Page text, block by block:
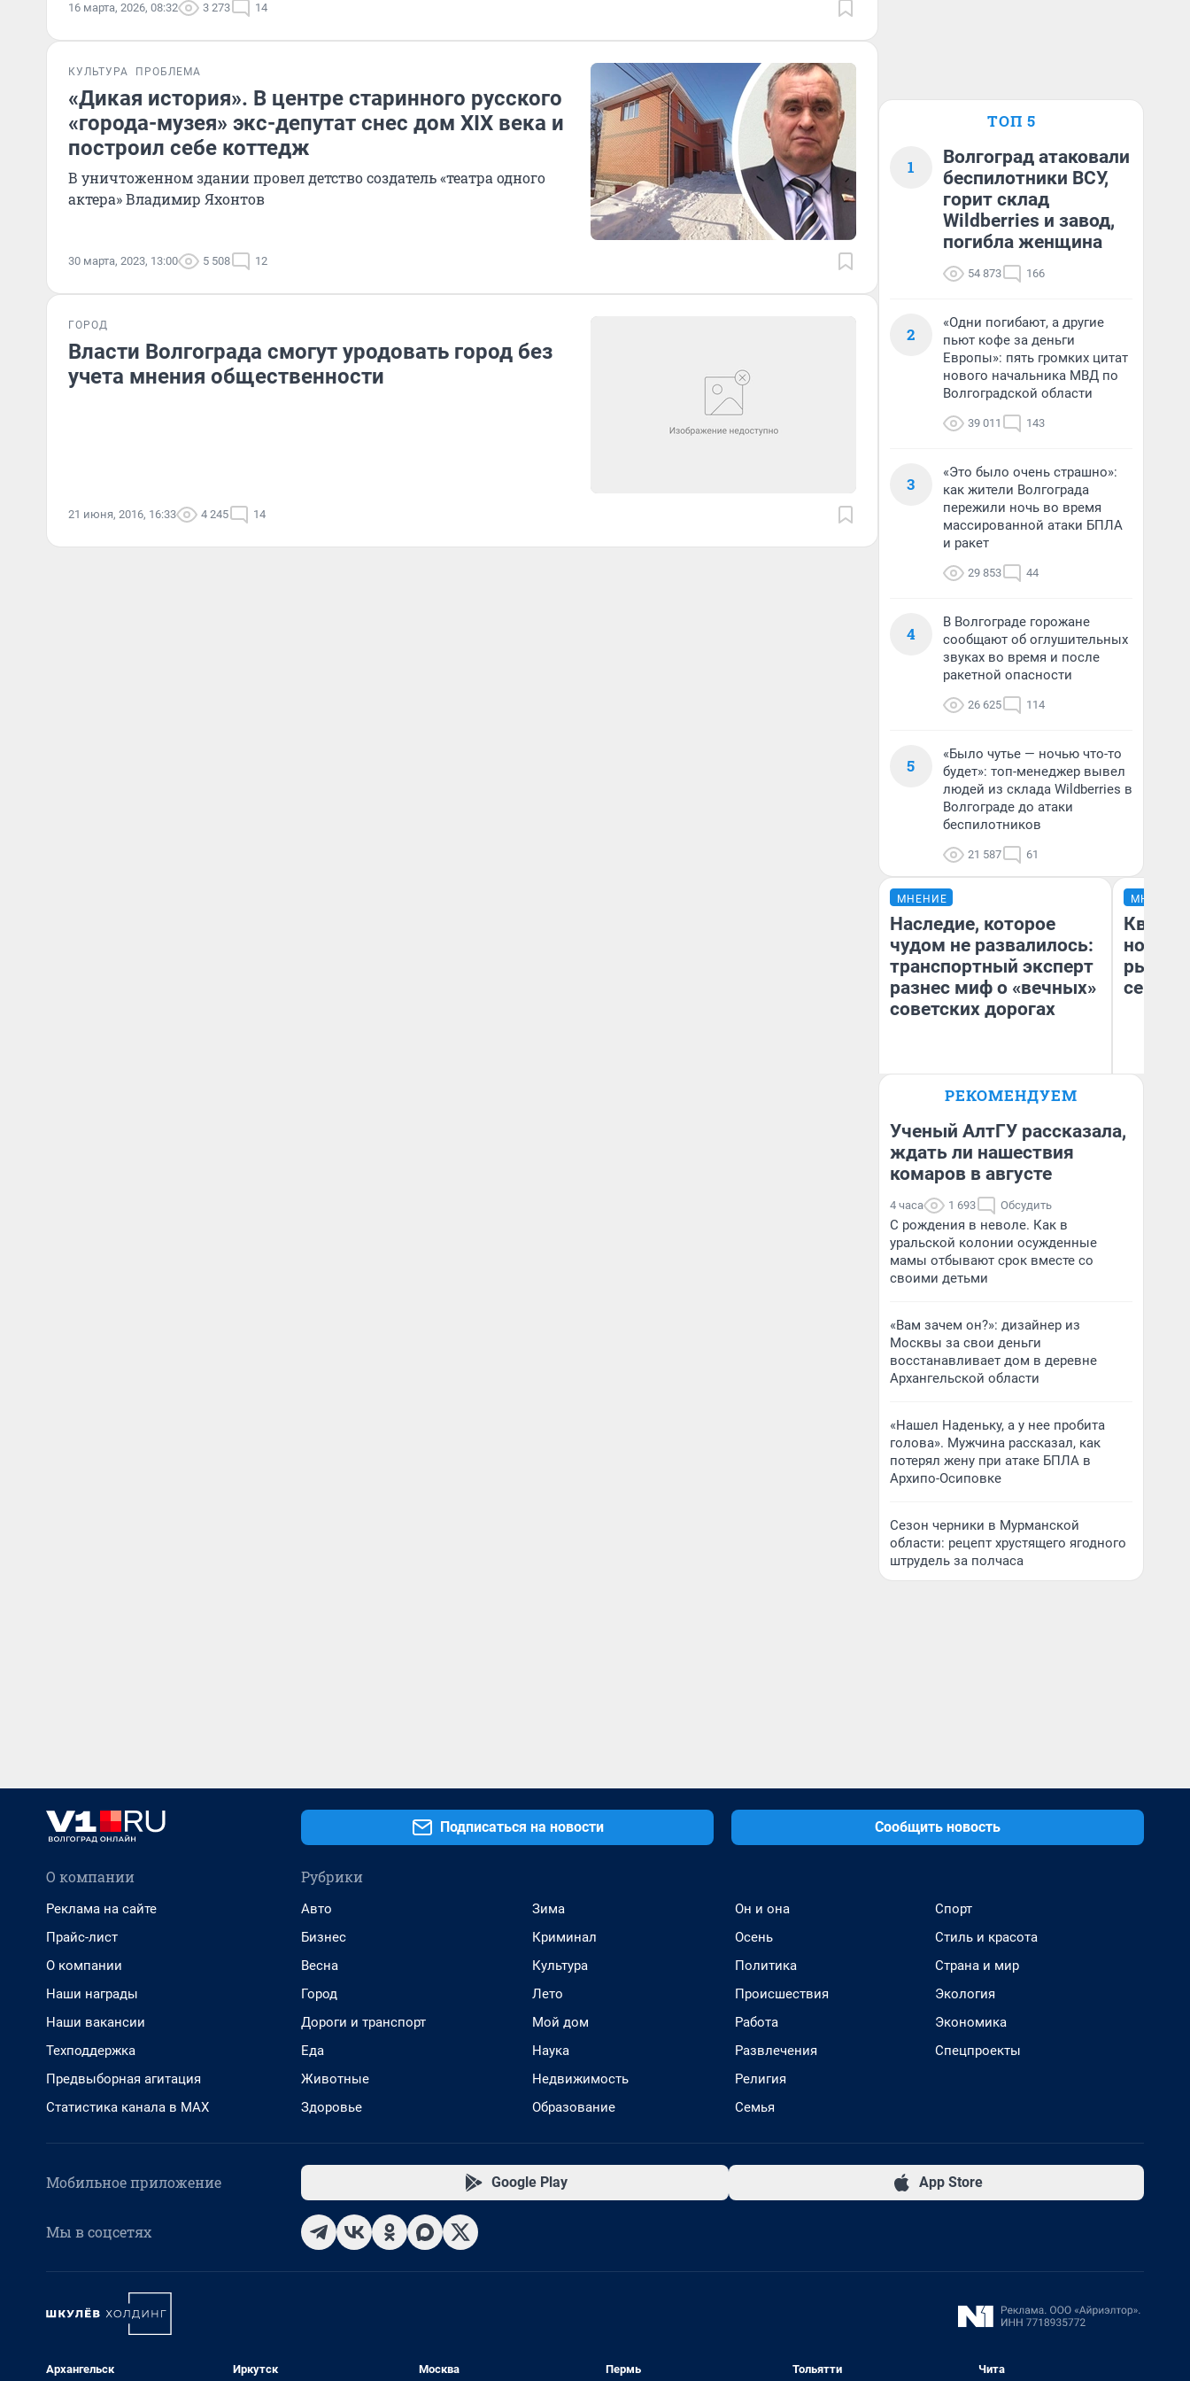
16 марта, 2026, 08:32 3 273 14
КУЛЬТУРА ПРОБЛЕМА
«Дикая история». В центре старинного русского
«города-музея» экс-депутат снес дом XIX века и
построил себе коттедж
В уничтоженном здании провел детство создатель «театра одного
актера» Владимир Яхонтов
30 марта, 2023, 13:00 5 508 12
ГОРОД
Власти Волгограда смогут уродовать город без
учета мнения общественности
21 июня, 2016, 16:33 4 245 14
ТОП 5
1
Волгоград атаковали
беспилотники ВСУ,
горит склад
Wildberries и завод,
погибла женщина
54 873 166
2
«Одни погибают, а другие
пьют кофе за деньги
Европы»: пять громких цитат
нового начальника МВД по
Волгоградской области
39 011 143
3
«Это было очень страшно»:
как жители Волгограда
пережили ночь во время
массированной атаки БПЛА
и ракет
29 853 44
4
В Волгограде горожане
сообщают об оглушительных
звуках во время и после
ракетной опасности
26 625 114
5
«Было чутье — ночью что-то
будет»: топ-менеджер вывел
людей из склада Wildberries в
Волгограде до атаки
беспилотников
21 587 61
МНЕНИЕ
Наследие, которое
чудом не развалилось:
транспортный эксперт
разнес миф о «вечных»
советских дорогах
Блогер, предприниматель,
бизнесе
МНЕНИЕ
но
рынок
РЕКОМЕНДУЕМ
Ученый АлтГУ рассказала,
ждать ли нашествия
комаров в августе
4 часа 1 693 Обсудить
С рождения в неволе. Как в
уральской колонии осужденные
мамы отбывают срок вместе со
своими детьми
«Вам зачем он?»: дизайнер из
Москвы за свои деньги
восстанавливает дом в деревне
Архангельской области
«Нашел Наденьку, а у нее пробита
голова». Мужчина рассказал, как
потерял жену при атаке БПЛА в
Архипо-Осиповке
Сезон черники в Мурманской
области: рецепт хрустящего ягодного
штрудель за полчаса
Подписаться на новости Сообщить новость
О компании
Реклама на сайте
Прайс-лист
О компании
Наши награды
Наши вакансии
Техподдержка
Предвыборная агитация
Статистика канала в MAX
Рубрики
Авто
Бизнес
Весна
Город
Дороги и транспорт
Еда
Животные
Здоровье
Зима
Криминал
Культура
Лето
Мой дом
Наука
Недвижимость
Образование
Он и она
Осень
Политика
Происшествия
Работа
Развлечения
Религия
Семья
Спорт
Стиль и красота
Страна и мир
Экология
Экономика
Спецпроекты
Мобильное приложение Google Play App Store
Мы в соцсетях
Архангельск Иркутск Москва Пермь Тольятти Чита